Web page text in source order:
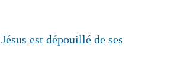
est dépouillé de ses